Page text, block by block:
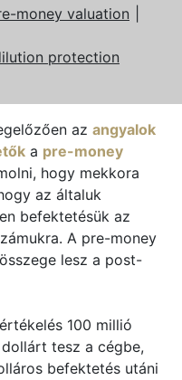
money valuation
protection
az angyalok
a pre-money
hogy mekkora
az általuk
befektetésük az
A pre-money
lesz a post-
100 millió
tesz a cégbe,
befektetés utáni